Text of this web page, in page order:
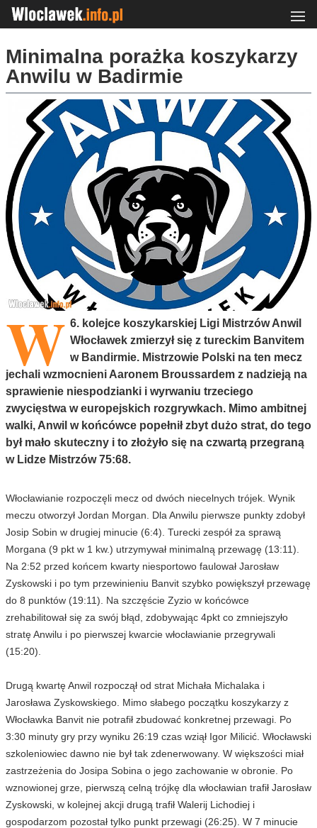
Minimalna porażka koszykarzy
Anwilu w Badirmie
W 6. kolejce koszykarskiej Ligi Mistrzów Anwil
Włocławek zmierzył się z tureckim Banvitem
w Bandirmie. Mistrzowie Polski na ten mecz
jechali wzmocnieni Aaronem Broussardem z nadzieją na
sprawienie niespodzianki i wyrwaniu trzeciego
zwycięstwa w europejskich rozgrywkach. Mimo ambitnej
walki, Anwil w końcówce popełnił zbyt dużo strat, do tego
był mało skuteczny i to złożyło się na czwartą przegraną
w Lidze Mistrzów 75:68.
Włocławianie rozpoczęli mecz od dwóch niecelnych trójek. Wynik
meczu otworzył Jordan Morgan. Dla Anwilu pierwsze punkty zdobył
Josip Sobin w drugiej minucie (6:4). Turecki zespół za sprawą
Morgana (9 pkt w 1 kw.) utrzymywał minimalną przewagę (13:11).
Na 2:52 przed końcem kwarty niesportowo faulował Jarosław
Zyskowski i po tym przewinieniu Banvit szybko powiększył przewagę
do 8 punktów (19:11). Na szczęście Zyzio w końcówce
zrehabilitował się za swój błąd, zdobywając 4pkt co zmniejszyło
stratę Anwilu i po pierwszej kwarcie włocławianie przegrywali
(15:20).
Drugą kwartę Anwil rozpoczął od strat Michała Michalaka i
Jarosława Zyskowskiego. Mimo słabego początku koszykarzy z
Włocławka Banvit nie potrafił zbudować konkretnej przewagi. Po
3:30 minuty gry przy wyniku 26:19 czas wziął Igor Milicić. Włocławski
szkoleniowiec dawno nie był tak zdenerwowany. W większości miał
zastrzeżenia do Josipa Sobina o jego zachowanie w obronie. Po
wznowionej grze, pierwszą celną trójkę dla włocławian trafił Jarosław
Zyskowski, w kolejnej akcji drugą trafił Walerij Lichodiej i
gospodarzom pozostał tylko punkt przewagi (26:25). W 7 minucie